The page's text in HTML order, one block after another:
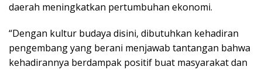
daerah meningkatkan pertumbuhan ekonomi.
“Dengan kultur budaya disini, dibutuhkan kehadiran
pengembang yang berani menjawab tantangan bahwa
kehadirannya berdampak positif buat masyarakat dan